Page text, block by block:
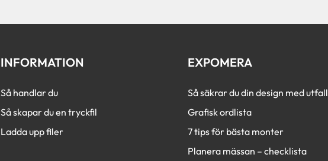
a
INFORMATION
Så handlar du
Så skapar du en tryckfil
Ladda upp filer
EXPOMERA
Så säkrar du din design med utfall
Grafisk ordlista
7 tips för bästa monter
Planera mässan – checklista